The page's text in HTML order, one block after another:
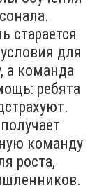
старается
для
а команда
ребята
команду
роста,